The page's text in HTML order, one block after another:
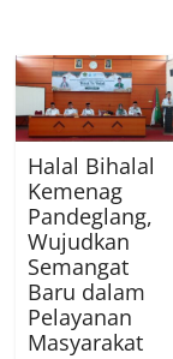
Halal Bihalal
Kemenag
Pandeglang,
Wujudkan
Semangat
Baru dalam
Pelayanan
Masyarakat